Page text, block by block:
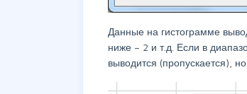
Данные на гистограмме
ниже – 2 и т.д. Если в
выводится (пропускается),